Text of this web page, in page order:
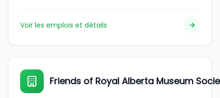
Voir les emplois et détails
Friends of Royal Alberta Museum